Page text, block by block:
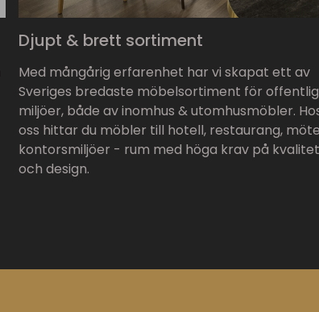
Djupt & brett sortiment
Med mångårig erfarenhet har vi skapat ett av
Sveriges bredaste möbelsortiment för
miljöer, både av inomhus & utomhusmöbler.
oss hittar du möbler till hotell, restaurang,
kontorsmiljöer - rum med höga krav på kvalitet
och design.